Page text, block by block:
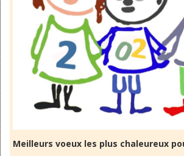
Meilleurs voeux les plus chaleureux